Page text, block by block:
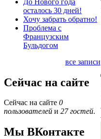
осталось 30 дней!
Хочу забрать обратно!
Проблема с
Французским
Бульдогом
все записи
Сейчас на сайте
Сейчас на сайте 0
пользователей и 27 гостей.
Мы ВКонтакте